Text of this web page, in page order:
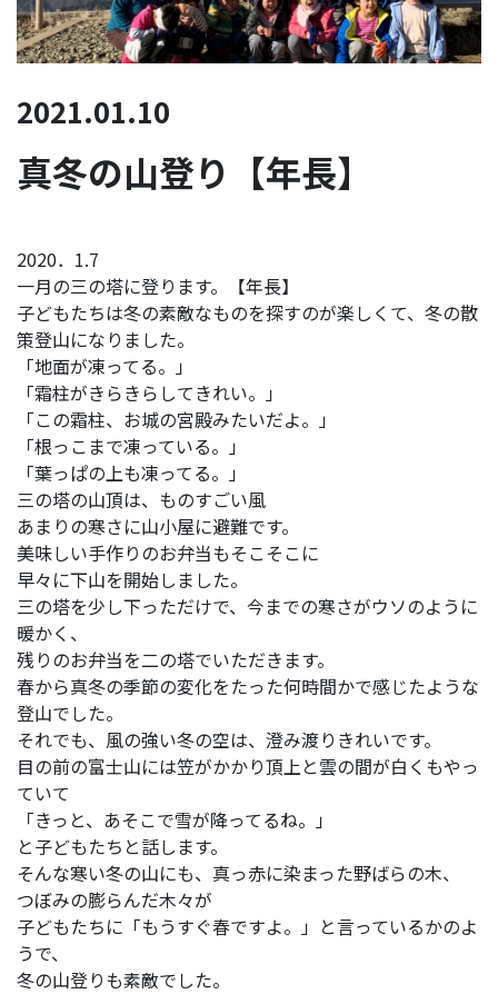
2021.01.10
真冬の山登り【年長】
2020．1.7
一月の三の塔に登ります。【年長】
子どもたちは冬の素敵なものを探すのが楽しくて、冬の散
策登山になりました。
「地面が凍ってる。」
「霜柱がきらきらしてきれい。」
「この霜柱、お城の宮殿みたいだよ。」
「根っこまで凍っている。」
「葉っぱの上も凍ってる。」
三の塔の山頂は、ものすごい風
あまりの寒さに山小屋に避難です。
美味しい手作りのお弁当もそこそこに
早々に下山を開始しました。
三の塔を少し下っただけで、今までの寒さがウソのように
暖かく、
残りのお弁当を二の塔でいただきます。
春から真冬の季節の変化をたった何時間かで感じたような
登山でした。
それでも、風の強い冬の空は、澄み渡りきれいです。
目の前の富士山には笠がかかり頂上と雲の間が白くもやっ
ていて
「きっと、あそこで雪が降ってるね。」
と子どもたちと話します。
そんな寒い冬の山にも、真っ赤に染まった野ばらの木、
つぼみの膨らんだ木々が
子どもたちに「もうすぐ春ですよ。」と言っているかのよ
うで、
冬の山登りも素敵でした。